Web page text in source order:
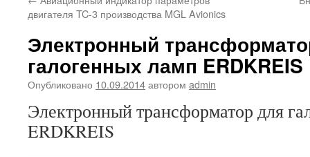
двигателя TC-3 производства MGL Avionics
Электронный
галогенных ламп ERDKREIS
Опубликовано 10.09.2014автором admin
Электронный трансформатор для
ERDKREIS